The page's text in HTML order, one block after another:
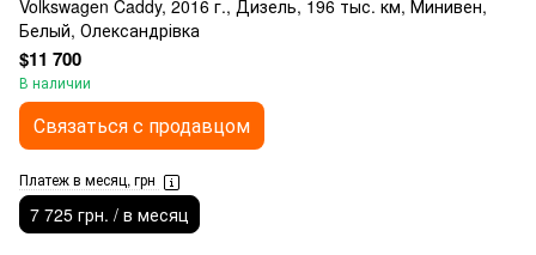
Volkswagen Caddy, 2016 г., Дизель, 196 тыс. км, Минивен,
Белый, Олександрівка
$11 700
В наличии
Связаться с продавцом
Платеж в месяц, грн
7 725 грн. / в месяц